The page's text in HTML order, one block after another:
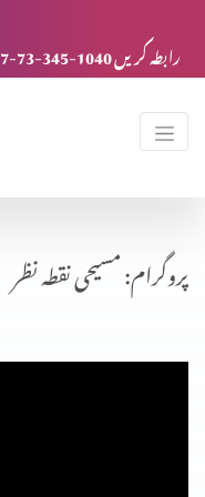
+27-73-345-1040 رابطہ کریں
پروگرام: مسیحی نقطہ نظر